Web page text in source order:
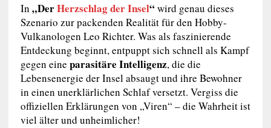
In „DerHerzschlag der Insel“wird genau dieses
Szenario zur packenden Realität für den Hobby-
Vulkanologen Leo Richter. Was als faszinierende
Entdeckung beginnt, entpuppt sich schnell als Kampf
gegen eine parasitäre Intelligenz, die die
Lebensenergie der Insel absaugt und ihre Bewohner
in einen unerklärlichen Schlaf versetzt. Vergiss die
offiziellen Erklärungen von „Viren“ – die Wahrheit ist
viel älter und unheimlicher!